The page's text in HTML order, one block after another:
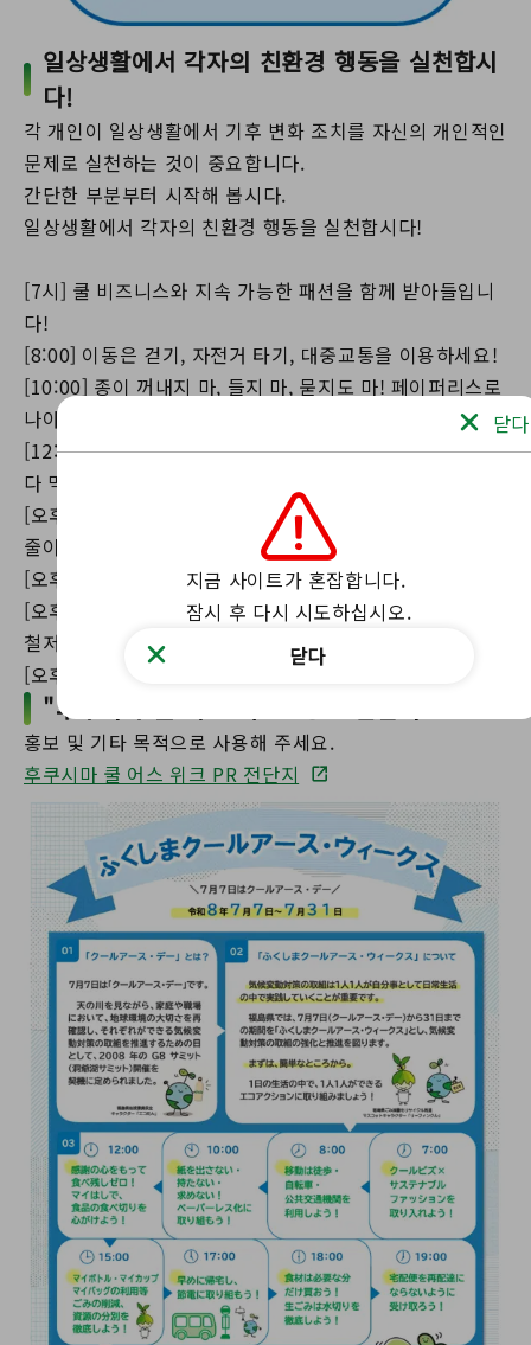
일상생활에서 각자의 친환경 행동을 실천합시
다!
각 개인이 일상생활에서 기후 변화 조치를 자신의 개인적인
문제로 실천하는 것이 중요합니다.
간단한 부분부터 시작해 봅시다.
일상생활에서 각자의 친환경 행동을 실천합시다!
[7시] 쿨 비즈니스와 지속 가능한 패션을 함께 받아들입니
다!
[8:00] 이동은 걷기, 자전거 타기, 대중교통을 이용하세요!
[10:00] 종이 꺼내지 마, 들지 마, 묻지도 마! 페이퍼리스로
나아가기 위해 노력합시다!
[12:00] 감사한 마음으로 남은 음식은 0! 내 도끼로 음식을
다 먹어야 해!
[오후 3:00] 우리 병, 컵, 가방을 사용해 폐기물을 철저히
줄이고 자원을 나누자!
[오후 5시] 일찍 집에 와서 전기 절약 운동을 하세요!
[오후 6시] 필요한 재료만 사세요! 음식물 쓰레기는 반드시
철저히 배수하세요!
[오후 7시] 택배를 받아서 재배달이 되지 않게 하세요!
"후쿠시마 쿨 어스 위크" 홍보 전단지
홍보 및 기타 목적으로 사용해 주세요.
후쿠시마 쿨 어스 위크 PR 전단지
닫다
지금 사이트가 혼잡합니다.
잠시 후 다시 시도하십시오.
닫다